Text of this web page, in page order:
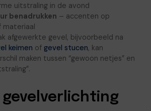
uitstraling in de avond
benadrukken – accenten op
materiaal
afgewerkte gevel, bijvoorbeeld na
keimen of gevel stucen, kan
maken tussen “gewoon netjes” en